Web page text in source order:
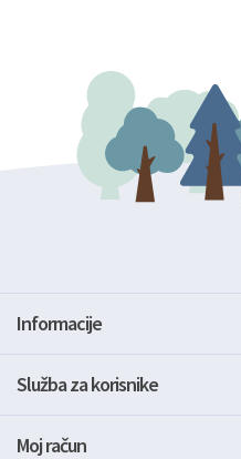
Informacije
Služba za korisnike
Moj račun